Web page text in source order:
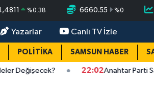
%0.38 6660.55 %0
Yazarlar Canlı TV İzle
POLİTİKA SAMSUN HABER
22:02 Anahtar Parti